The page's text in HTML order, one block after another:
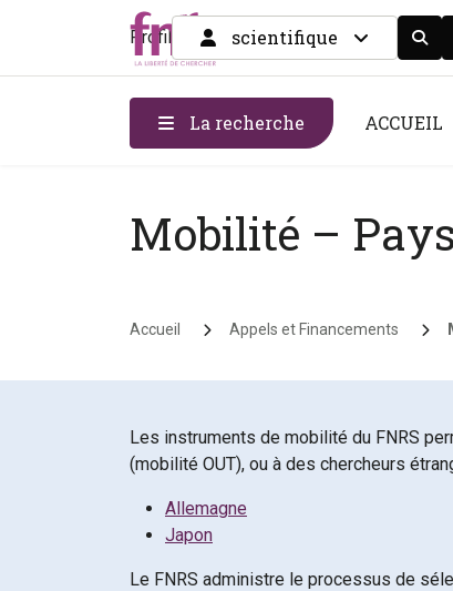
Profil scientifique
La recherche ACCUEIL
Mobilité –
Fil d'Ariane
Accueil Appels et Financements
Les instruments de mobilité du FNRS
(mobilité OUT), ou à des chercheurs
Allemagne
Japon
Le FNRS administre le processus de